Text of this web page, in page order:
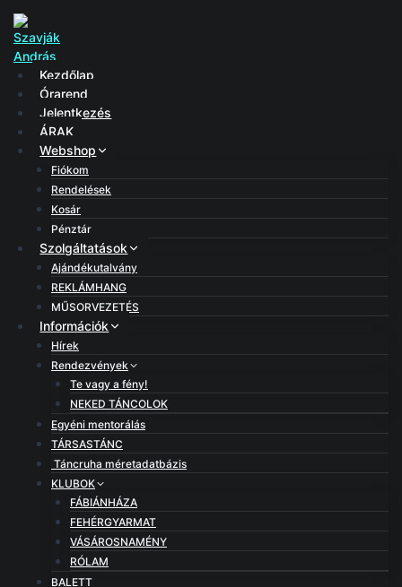
content
Kezdőlap
Órarend
Jelentkezés
ÁRAK
Webshop
Fiókom
Rendelések
Kosár
Pénztár
Szolgáltatások
Ajándékutalvány
REKLÁMHANG
MŰSORVEZETÉS
Információk
Hírek
Rendezvények
Te vagy a fény!
NEKED TÁNCOLOK
Egyéni mentorálás
TÁRSASTÁNC
Táncruha méretadatbázis
KLUBOK
FÁBIÁNHÁZA
FEHÉRGYARMAT
VÁSÁROSNAMÉNY
RÓLAM
BALETT